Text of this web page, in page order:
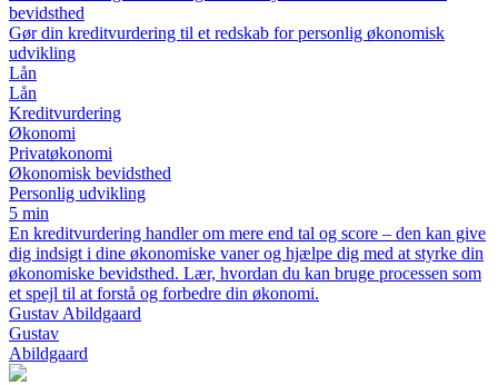
bevidsthed
Gør din kreditvurdering til et redskab for personlig økonomisk
udvikling
Lån
Lån
Kreditvurdering
Økonomi
Privatøkonomi
Økonomisk bevidsthed
Personlig udvikling
5 min
En kreditvurdering handler om mere end tal og score – den kan give
dig indsigt i dine økonomiske vaner og hjælpe dig med at styrke din
økonomiske bevidsthed. Lær, hvordan du kan bruge processen som
et spejl til at forstå og forbedre din økonomi.
Gustav Abildgaard
Gustav
Abildgaard